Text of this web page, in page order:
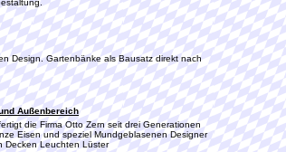
Design. Gartenbänke als Bausatz direkt nach
Außenbereich
die Firma Otto Zern seit drei Generationen
Eisen und speziel Mundgeblasenen Designer
Decken Leuchten Lüster